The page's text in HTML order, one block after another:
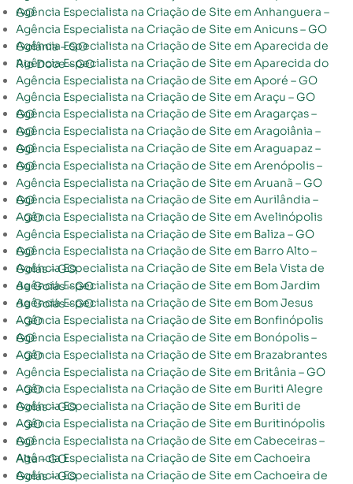
Agência Especialista na Criação de Site em Anhanguera – GO
Agência Especialista na Criação de Site em Anicuns – GO
Agência Especialista na Criação de Site em Aparecida de Goiânia – GO
Agência Especialista na Criação de Site em Aparecida do Rio Doce – GO
Agência Especialista na Criação de Site em Aporé – GO
Agência Especialista na Criação de Site em Araçu – GO
Agência Especialista na Criação de Site em Aragarças – GO
Agência Especialista na Criação de Site em Aragoiânia – GO
Agência Especialista na Criação de Site em Araguapaz – GO
Agência Especialista na Criação de Site em Arenópolis – GO
Agência Especialista na Criação de Site em Aruanã – GO
Agência Especialista na Criação de Site em Aurilândia – GO
Agência Especialista na Criação de Site em Avelinópolis – GO
Agência Especialista na Criação de Site em Baliza – GO
Agência Especialista na Criação de Site em Barro Alto – GO
Agência Especialista na Criação de Site em Bela Vista de Goiás – GO
Agência Especialista na Criação de Site em Bom Jardim de Goiás – GO
Agência Especialista na Criação de Site em Bom Jesus de Goiás – GO
Agência Especialista na Criação de Site em Bonfinópolis – GO
Agência Especialista na Criação de Site em Bonópolis – GO
Agência Especialista na Criação de Site em Brazabrantes – GO
Agência Especialista na Criação de Site em Britânia – GO
Agência Especialista na Criação de Site em Buriti Alegre – GO
Agência Especialista na Criação de Site em Buriti de Goiás – GO
Agência Especialista na Criação de Site em Buritinópolis – GO
Agência Especialista na Criação de Site em Cabeceiras – GO
Agência Especialista na Criação de Site em Cachoeira Alta – GO
Agência Especialista na Criação de Site em Cachoeira de Goiás – GO